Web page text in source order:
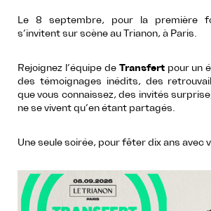
Le 8 septembre, pour la première
s’invitent sur scène au Trianon, à Paris.
Rejoignez l’équipe de Transfertpour un
des témoignages inédits, des
que vous connaissez, des invités
ne se vivent qu’en étant partagés.
Une seule soirée, pour fêter dix ans avec